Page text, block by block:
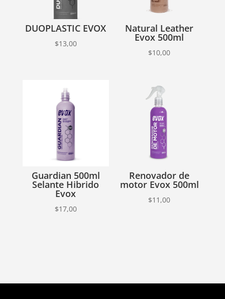
DUOPLASTIC EVOX
$13,00
Natural Leather
Evox 500ml
$10,00
Guardian 500ml
Selante Hibrido
Evox
$17,00
Renovador de
motor Evox 500ml
$11,00